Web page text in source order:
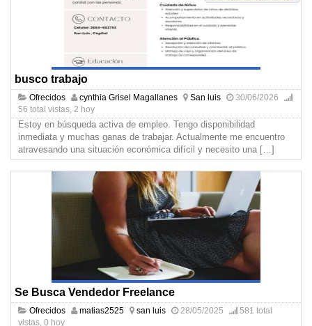
busco trabajo
Ofrecidos cynthia Grisel Magallanes San luis
30/06/2026
56 total vistas, 2 hoy
Estoy en búsqueda activa de empleo. Tengo disponibilidad
inmediata y muchas ganas de trabajar. Actualmente me encuentro
atravesando una situación económica difícil y necesito una […]
Se Busca Vendedor Freelance
Ofrecidos matias2525 san luis 28/05/2025
581 total
vistas, 0 hoy